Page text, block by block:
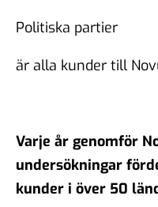
Politiska partier
är alla kunder till
Varje år genomför
undersökningar
kunder i över 50